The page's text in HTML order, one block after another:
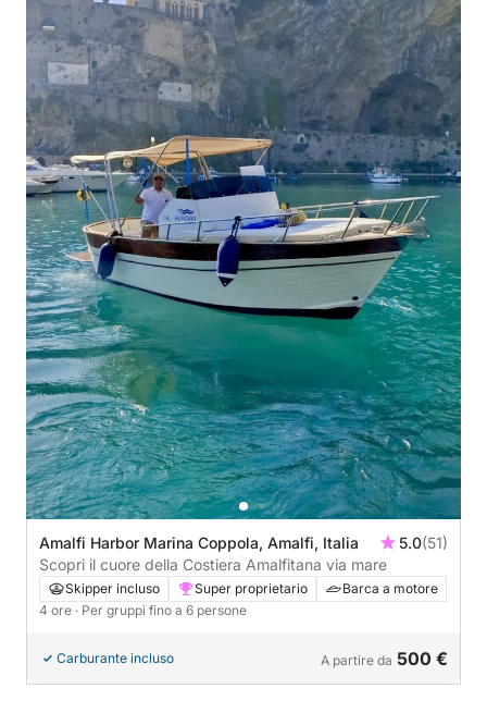
Amalfi Harbor Marina Coppola, Amalfi, Italia 5.0(51)
Scopri il cuore della Costiera Amalfitana via mare
Skipper incluso Super proprietario
Barca a motore
4 ore · Per gruppi fino a 6 persone
Carburante incluso A partire da 500 €